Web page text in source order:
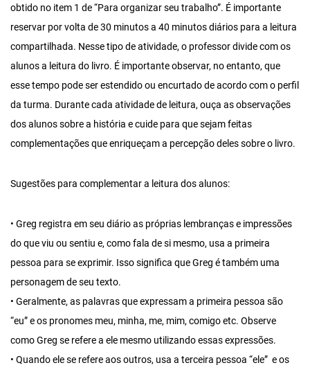
obtido no item 1 de “Para organizar seu trabalho”. É importante
reservar por volta de 30 minutos a 40 minutos diários para a leitura
compartilhada. Nesse tipo de atividade, o professor divide com os
alunos a leitura do livro. É importante observar, no entanto, que
esse tempo pode ser estendido ou encurtado de acordo com o perfil
da turma. Durante cada atividade de leitura, ouça as observações
dos alunos sobre a história e cuide para que sejam feitas
complementações que enriqueçam a percepção deles sobre o livro.
Sugestões para complementar a leitura dos alunos:
• Greg registra em seu diário as próprias lembranças e impressões
do que viu ou sentiu e, como fala de si mesmo, usa a primeira
pessoa para se exprimir. Isso significa que Greg é também uma
personagem de seu texto.
• Geralmente, as palavras que expressam a primeira pessoa são
“eu” e os pronomes meu, minha, me, mim, comigo etc. Observe
como Greg se refere a ele mesmo utilizando essas expressões.
• Quando ele se refere aos outros, usa a terceira pessoa “ele” e os